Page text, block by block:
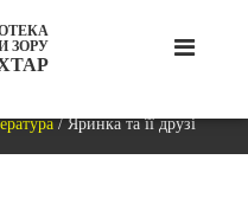
ЗОРУ
/Яринка та її друзі